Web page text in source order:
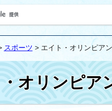
スポーツ > エイト・オリンピア
オリンピア